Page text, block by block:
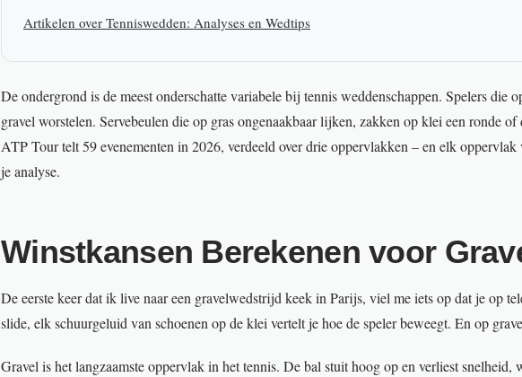
Artikelen over Tenniswedden: Analyses en Wedtips
De ondergrond is de meest onderschatte variabele bij tennis weddenschappen. Spelers die
gravel worstelen. Servebeulen die op gras ongenaakbaar lijken, zakken op klei een ronde
ATP Tour telt 59 evenementen in 2026, verdeeld over drie oppervlakken – en elk oppervlak
je analyse.
Winstkansen Berekenen voor
De eerste keer dat ik live naar een gravelwedstrijd keek in Parijs, viel me iets op dat je op
slide, elk schuurgeluid van schoenen op de klei vertelt je hoe de speler beweegt. En op
Gravel is het langzaamste oppervlak in het tennis. De bal stuit hoog op en verliest snelheid,